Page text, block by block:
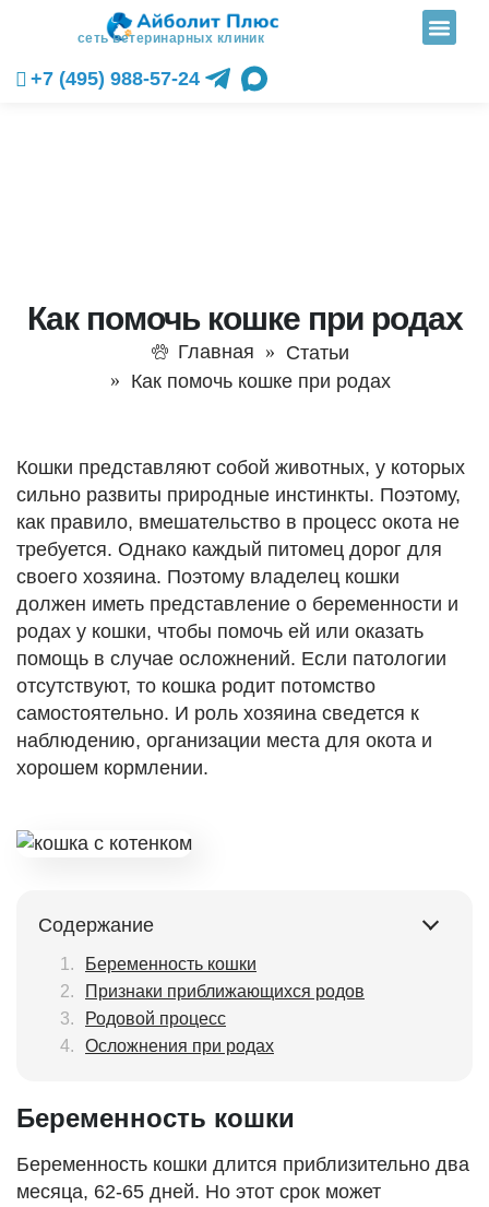
сеть ветеринарных клиник
+7 (495) 988-57-24
Как помочь кошке при родах
Главная
Статьи
Как помочь кошке при родах
Кошки представляют собой животных, у которых
сильно развиты природные инстинкты. Поэтому,
как правило, вмешательство в процесс окота не
требуется. Однако каждый питомец дорог для
своего хозяина. Поэтому владелец кошки
должен иметь представление о беременности и
родах у кошки, чтобы помочь ей или оказать
помощь в случае осложнений. Если патологии
отсутствуют, то кошка родит потомство
самостоятельно. И роль хозяина сведется к
наблюдению, организации места для окота и
хорошем кормлении.
Содержание
Беременность кошки
Признаки приближающихся родов
Родовой процесс
Осложнения при родах
Беременность кошки
Беременность кошки длится приблизительно два
месяца, 62-65 дней. Но этот срок может